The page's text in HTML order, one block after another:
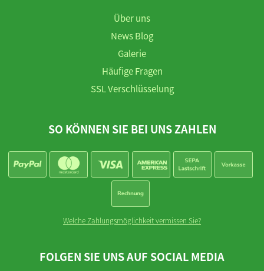
Über uns
News Blog
Galerie
Häufige Fragen
SSL Verschlüsselung
SO KÖNNEN SIE BEI UNS ZAHLEN
Welche Zahlungsmöglichkeit vermissen Sie?
FOLGEN SIE UNS AUF SOCIAL MEDIA